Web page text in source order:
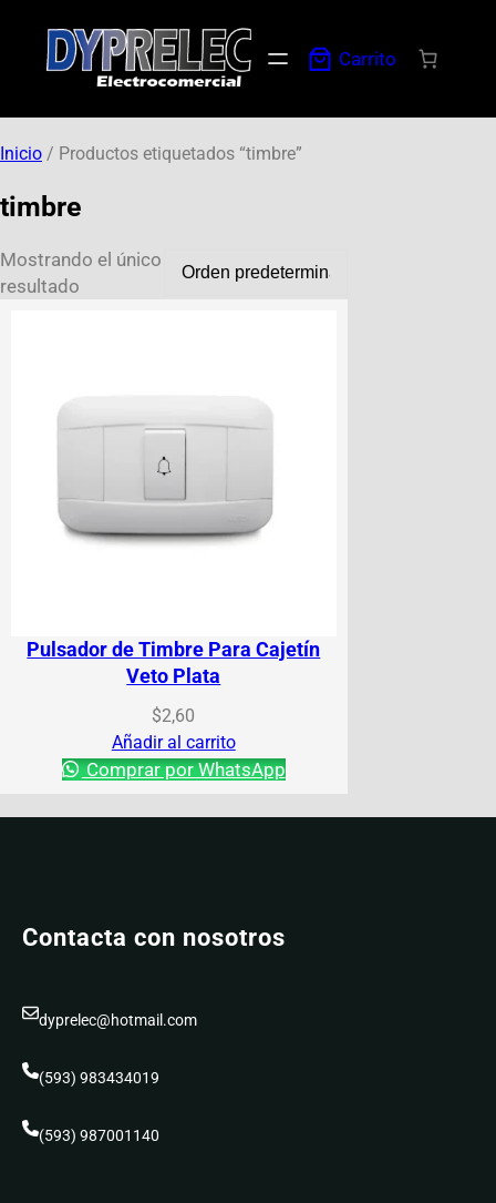
Carrito
Inicio / Productos etiquetados “timbre”
timbre
Mostrando el único
resultado
Pulsador de Timbre Para Cajetín
Veto Plata
$2,60
Añadir al carrito
Comprar por WhatsApp
Contacta con nosotros
dyprelec@hotmail.com
(593) 983434019
(593) 987001140